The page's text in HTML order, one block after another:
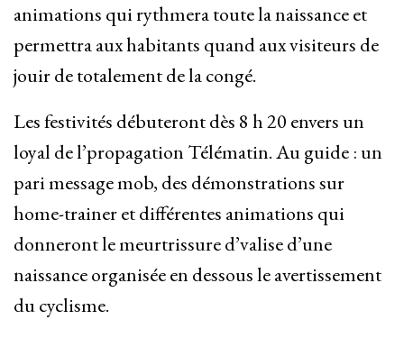
animations qui rythmera toute la naissance et
permettra aux habitants quand aux visiteurs de
jouir de totalement de la congé.
Les festivités débuteront dès 8 h 20 envers un
loyal de l’propagation Télématin. Au guide : un
pari message mob, des démonstrations sur
home-trainer et différentes animations qui
donneront le meurtrissure d’valise d’une
naissance organisée en dessous le avertissement
du cyclisme.